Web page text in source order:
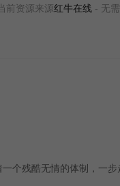
源来源 红牛在线- 无需安
个残酷无情的体制，一步